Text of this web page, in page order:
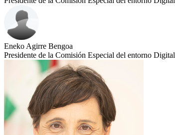
Eneko Agirre Bengoa
Presidente de la Comisión Especial del entorno Digital